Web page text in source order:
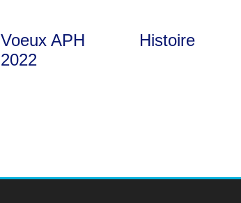
Voeux APH
2022
Histoire